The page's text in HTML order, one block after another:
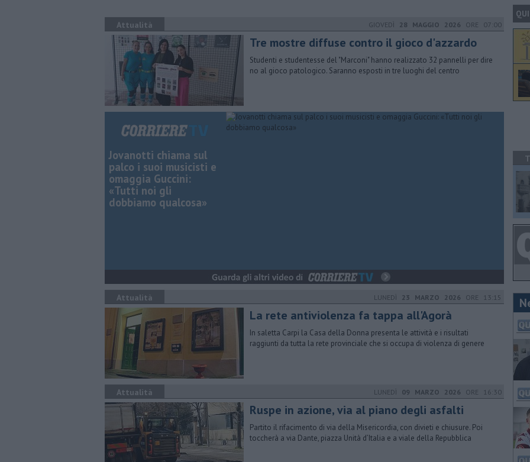
Attualità GIOVEDÌ 28 MAGGIO 2026 ORE 07:00
Tre mostre diffuse contro il gioco d'azzardo
Studenti e studentesse del "Marconi" hanno realizzato 32 pannelli per dire
no al gioco patologico. Saranno esposti in tre luoghi del centro
Jovanotti chiama sul
palco i suoi musicisti e
omaggia Guccini:
«Tutti noi gli
dobbiamo qualcosa»
Attualità LUNEDÌ 23 MARZO 2026 ORE 13:15
La rete antiviolenza fa tappa all'Agorà
In saletta Carpi la Casa della Donna presenta le attività e i risultati
raggiunti da tutta la rete provinciale che si occupa di violenza di genere
Attualità LUNEDÌ 09 MARZO 2026 ORE 16:30
Ruspe in azione, via al piano degli asfalti
Partito il rifacimento di via della Misericordia, con divieti e chiusure. Poi
toccherà a via Dante, piazza Unità d’Italia e a viale della Repubblica
QUI